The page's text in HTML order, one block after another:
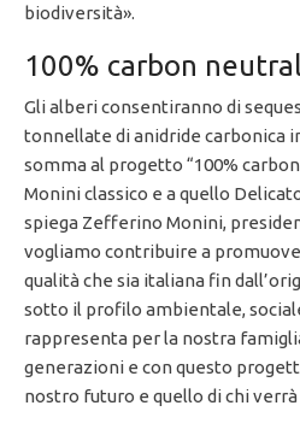
biodiversità».
100% carbon neutral
Gli alberi consentiranno di
tonnellate di anidride carbonica
somma al progetto “100%
Monini classico e a quello
spiega Zefferino Monini,
vogliamo contribuire a
qualità che sia italiana fin
sotto il profilo ambientale,
rappresenta per la nostra
generazioni e con questo
nostro futuro e quello di chi verrà